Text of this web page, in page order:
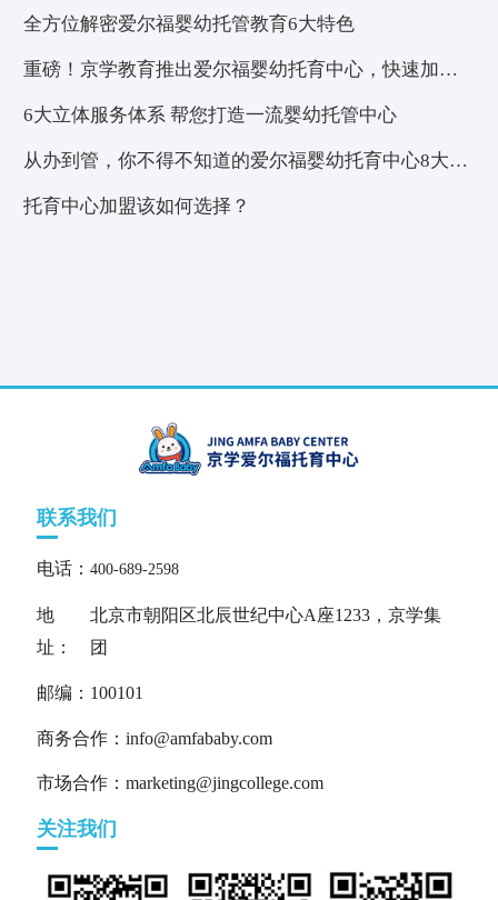
全方位解密爱尔福婴幼托管教育6大特色
重磅！京学教育推出爱尔福婴幼托育中心，快速加盟
福利来了！
6大立体服务体系 帮您打造一流婴幼托管中心
从办到管，你不得不知道的爱尔福婴幼托育中心8大优
势！
托育中心加盟该如何选择？
联系我们
电话： 400-689-2598
地
址：
北京市朝阳区北辰世纪中心A座1233，京学集
团
邮编：100101
商务合作：info@amfababy.com
市场合作：marketing@jingcollege.com
关注我们